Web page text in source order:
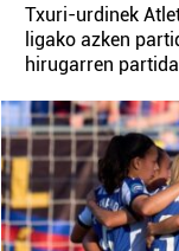
Txuri-urdinek
ligako azken
hirugarren